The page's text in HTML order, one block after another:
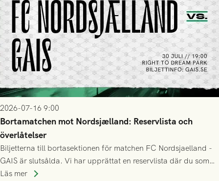
2026-07-16 9:00
Bortamatchen mot Nordsjælland: Reservlista och
överlåtelser
Biljetterna till bortasektionen för matchen FC Nordsjaelland -
GAIS är slutsålda. Vi har upprättat en reservlista där du som
ännu inte har någon biljett kan anmäla ditt intresse. Du kan
Läs mer